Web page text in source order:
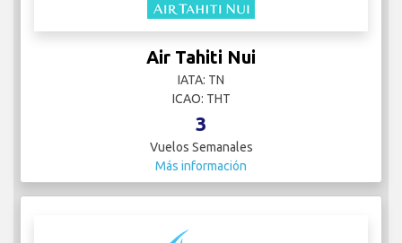
Air Tahiti Nui
IATA: TN
ICAO: THT
3
Vuelos Semanales
Más información